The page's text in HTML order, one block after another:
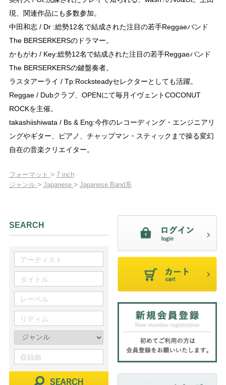
現、関連作品にも多数参加。
中田和志 / Dr :総勢12名で結成された注目の若手Reggaeバンド
The BERSERKERSのドラマー。
かもがわ / Key:総勢12名で結成された注目の若手Reggaeバンド
The BERSERKERSの鍵盤奏者。
ラスタアーライ / Tp:Rocksteadyセレクターとしても活躍。
Reggae / Dubクラブ、OPENにて毎月イヴェントCOCONUT
ROCKを主催。
takashiishiwata / Bs & Eng:今作のレコーディング・エンジニアリ
ングやギター、ピアノ、チャップマン・スティックまで操る変幻
自在の音楽クリエイター。
フォーマット > 7 inch
ジャンル > Japanese > Japanese Band系
SEARCH